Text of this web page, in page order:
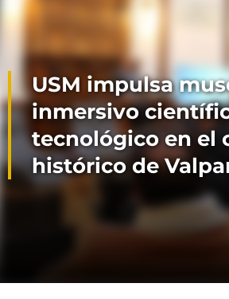
USM impulsa
inmersivo
tecnológico en el
histórico de